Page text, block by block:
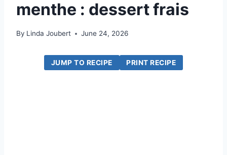
menthe : dessert frais
By Linda Joubert June 24, 2026
JUMP TO RECIPE PRINT RECIPE